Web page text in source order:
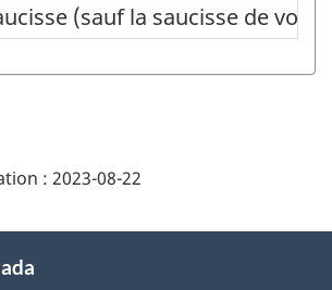
(sauf la saucisse de
(sauf la saucisse de
: 2023-08-22